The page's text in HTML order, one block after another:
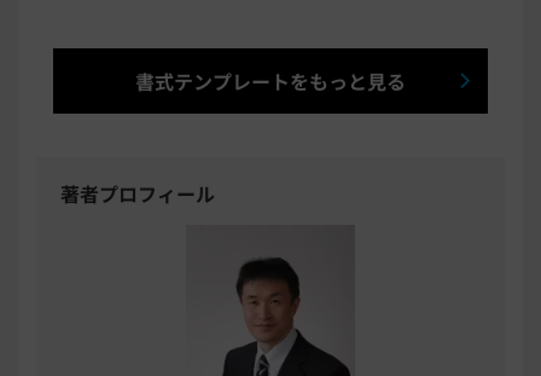
書式テンプレートをもっと見る
著者プロフィール